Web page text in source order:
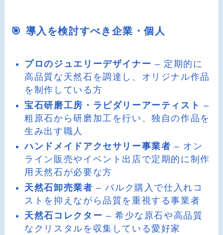
🎯 導入を検討すべき企業・個人
プロのジュエリーデザイナー – 定期的に
高品質な天然石を調達し、オリジナル作品
を制作している方
宝石研磨工房・ラピダリーアーティスト –
粗原石から研磨加工を行い、独自の作品を
生み出す職人
ハンドメイドアクセサリー事業者 – オン
ライン販売やイベント出店で定期的に制作
用天然石が必要な方
天然石卸売業者 – バルク購入で仕入れコ
ストを抑えながら品質を重視する事業者
天然石コレクター – 希少な原石や高品質
なクリスタルを収集している愛好家